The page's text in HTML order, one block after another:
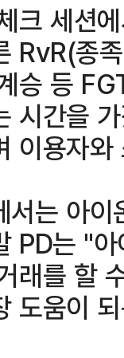
크 세션
RvR(종
승 등
시간을
이용자
서는 아
PD는 "
래를 할
도움이